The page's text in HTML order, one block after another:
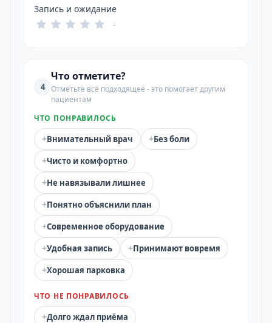
Запись и ожидание
-
4
Что отметите?
Отметьте всё подходящее - это помогает другим
пациентам
ЧТО ПОНРАВИЛОСЬ
+Внимательный врач +Без боли
+Чисто и комфортно
+Не навязывали лишнее
+Понятно объяснили план
+Современное оборудование
+Удобная запись +Принимают вовремя
+Хорошая парковка
ЧТО НЕ ПОНРАВИЛОСЬ
+Долго ждал приёма